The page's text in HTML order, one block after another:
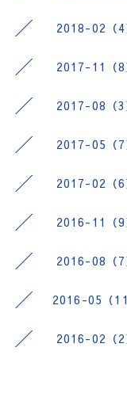
2018-02（4
2017-11（8
2017-08（3
2017-05（7
2017-02（6
2016-11（9
2016-08（7
2016-05（11
2016-02（2